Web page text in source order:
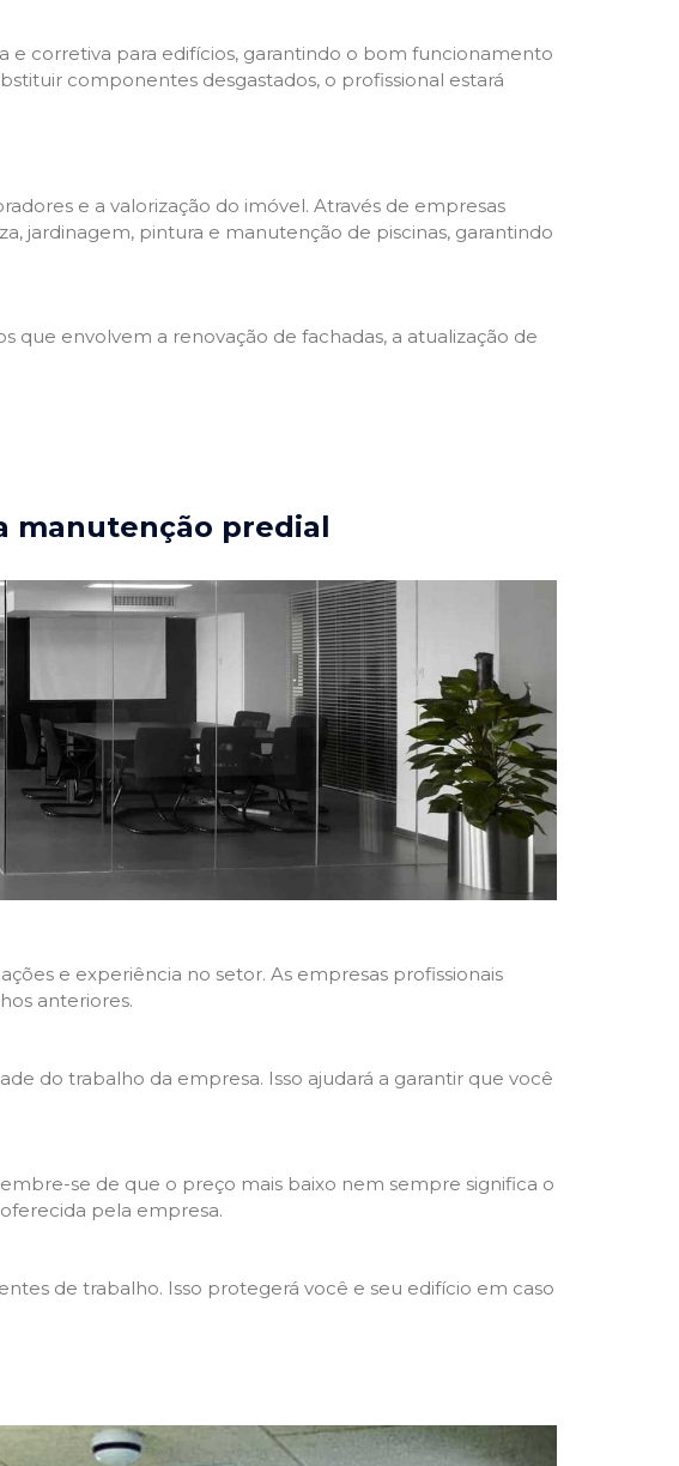
e corretiva para edifícios, garantindo o bom funcionamento
componentes desgastados, o profissional estará
e a valorização do imóvel. Através de empresas
jardinagem, pintura e manutenção de piscinas, garantindo
envolvem a renovação de fachadas, a atualização de
manutenção predial
e experiência no setor. As empresas profissionais
anteriores.
do trabalho da empresa. Isso ajudará a garantir que você
se de que o preço mais baixo nem sempre significa o
pela empresa.
de trabalho. Isso protegerá você e seu edifício em caso